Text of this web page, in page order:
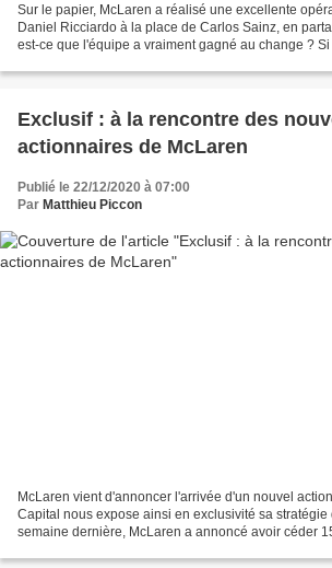
Sur le papier, McLaren a réalisé une excellente
Daniel Ricciardo à la place de Carlos Sainz, en
est-ce que l'équipe a vraiment gagné au change ? Si
Exclusif : à la rencontre des
actionnaires de McLaren
Publié le 22/12/2020 à 07:00
Par Matthieu Piccon
McLaren vient d'annoncer l'arrivée d'un nouvel
Capital nous expose ainsi en exclusivité sa stratégie
semaine dernière, McLaren a annoncé avoir céder